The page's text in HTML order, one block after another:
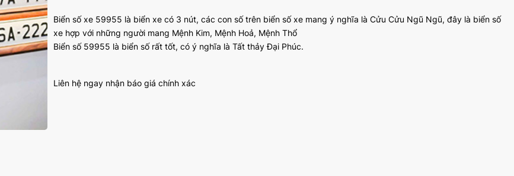
Biển số xe 59955 là biển xe có 3 nút, các con số trên biển số xe mang ý nghĩa là Cửu Cửu Ngũ Ngũ, đây là biển số
xe hợp với những người mang Mệnh Kim, Mệnh Hoả, Mệnh Thổ
Biển số 59955 là biển số rất tốt, có ý nghĩa là Tất thảy Đại Phúc.
Liên hệ ngay nhận báo giá chính xác